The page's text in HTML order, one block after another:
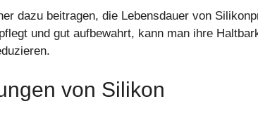
dazu beitragen, die Lebensdauer von
und gut aufbewahrt, kann man ihre
von Silikon